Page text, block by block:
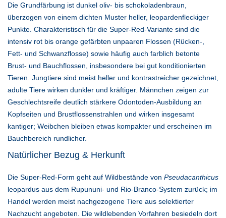
Die Grundfärbung ist dunkel oliv- bis schokoladenbraun,
überzogen von einem dichten Muster heller, leopardenfleckiger
Punkte. Charakteristisch für die Super-Red-Variante sind die
intensiv rot bis orange gefärbten unpaaren Flossen (Rücken-,
Fett- und Schwanzflosse) sowie häufig auch farblich betonte
Brust- und Bauchflossen, insbesondere bei gut konditionierten
Tieren. Jungtiere sind meist heller und kontrastreicher gezeichnet,
adulte Tiere wirken dunkler und kräftiger. Männchen zeigen zur
Geschlechtsreife deutlich stärkere Odontoden-Ausbildung an
Kopfseiten und Brustflossenstrahlen und wirken insgesamt
kantiger; Weibchen bleiben etwas kompakter und erscheinen im
Bauchbereich rundlicher.
Natürlicher Bezug & Herkunft
Die Super-Red-Form geht auf Wildbestände von Pseudacanthicus
leopardus aus dem Rupununi- und Rio-Branco-System zurück; im
Handel werden meist nachgezogene Tiere aus selektierter
Nachzucht angeboten. Die wildlebenden Vorfahren besiedeln dort